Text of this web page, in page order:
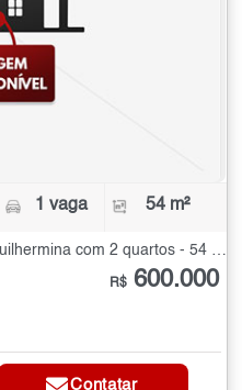
1 vaga 54 m²
R$ 600.000
Contatar